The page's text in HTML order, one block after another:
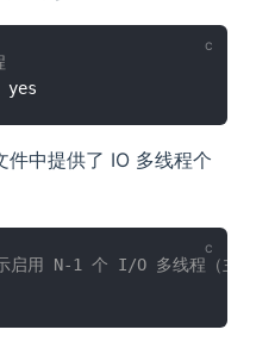
中提供了 IO 多线程个
用 N-1 个 I/O 多线程（主线程